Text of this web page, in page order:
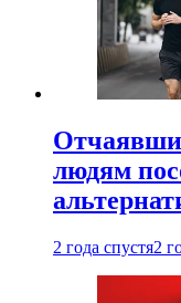
людям
2 года спустя2